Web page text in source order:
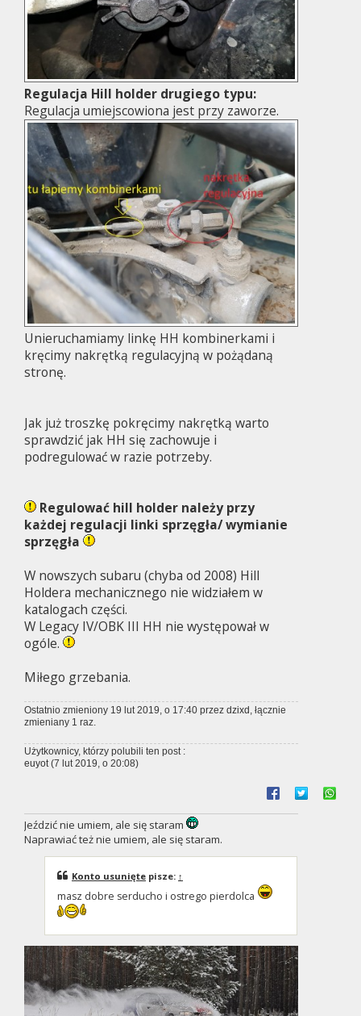
Regulacja Hill holder drugiego typu:
Regulacja umiejscowiona jest przy zaworze.
Unieruchamiamy linkę HH kombinerkami i
kręcimy nakrętką regulacyjną w pożądaną
stronę.
Jak już troszkę pokręcimy nakrętką warto
sprawdzić jak HH się zachowuje i
podregulować w razie potrzeby.
Regulować hill holder należy przy
każdej regulacji linki sprzęgła/ wymianie
sprzęgła
W nowszych subaru (chyba od 2008) Hill
Holdera mechanicznego nie widziałem w
katalogach części.
W Legacy IV/OBK III HH nie występował w
ogóle.
Miłego grzebania.
Ostatnio zmieniony 19 lut 2019, o 17:40 przez dzixd, łącznie
zmieniany 1 raz.
Użytkownicy, którzy polubili ten post :
euyot(7 lut 2019, o 20:08)
Jeździć nie umiem, ale się staram
Naprawiać też nie umiem, ale się staram.
Konto usunięte pisze: ↑
masz dobre serducho i ostrego pierdolca